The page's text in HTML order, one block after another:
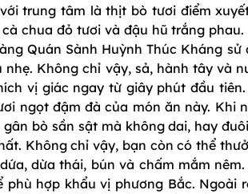
trung tâm là thịt bò tươi điểm
chua đỏ tươi và đậu hũ trắng
Quán Sành Huỳnh Thúc Kháng
Không chỉ vậy, sả, hành tây và
vị giác ngay từ giây phút đầu
ngọt đậm đà của món ăn này. Khi
bò sần sật mà không dai, hay
Không chỉ vậy, bạn còn có thể
dừa thái, bún và chấm mắm
phù hợp khẩu vị phương Bắc. Ngoài